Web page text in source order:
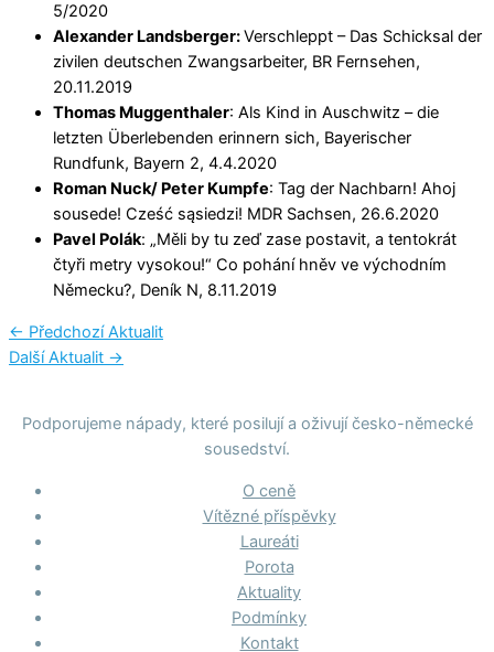
5/2020
Alexander Landsberger:Verschleppt – Das Schicksal der
zivilen deutschen Zwangsarbeiter, BR Fernsehen,
20.11.2019
Thomas Muggenthaler: Als Kind in Auschwitz – die
letzten Überlebenden erinnern sich, Bayerischer
Rundfunk, Bayern 2, 4.4.2020
Roman Nuck/ Peter Kumpfe: Tag der Nachbarn! Ahoj
sousede! Cześć sąsiedzi! MDR Sachsen, 26.6.2020
Pavel Polák: „Měli by tu zeď zase postavit, a tentokrát
čtyři metry vysokou!“ Co pohání hněv ve východním
Německu?, Deník N, 8.11.2019
← Předchozí Aktualit
Další Aktualit →
Podporujeme nápady, které posilují a oživují česko-německé
sousedství.
O ceně
Vítězné příspěvky
Laureáti
Porota
Aktuality
Podmínky
Kontakt